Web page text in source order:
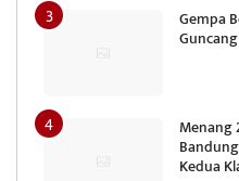
Gempa
Menang
Kedua